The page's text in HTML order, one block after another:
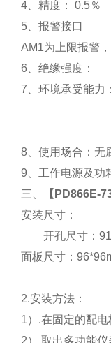
4 、精度： 0.5％
5
报警接口
AM1为上限报警
6
绝缘强度：
7
环境承受
8 、使用场合：
9 、工作电源及功
三、
【 PD866E-
安装尺寸：
开孔尺寸：
面板尺寸：
2.安装方法：
1）.在固定的配
2）.取出多功能